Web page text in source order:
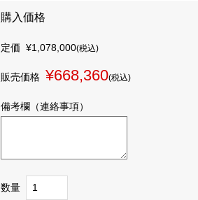
購入価格
定価 ¥1,078,000(税込)
販売価格 ¥668,360(税込)
備考欄（連絡事項）
数量